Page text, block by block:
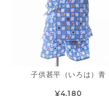
子供甚平（いろは）青
¥4,180